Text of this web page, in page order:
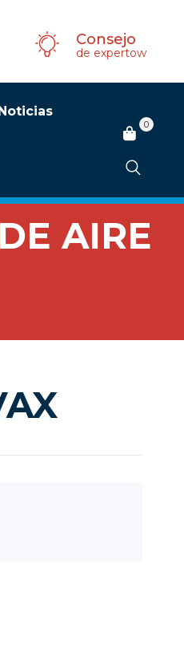
Consejo
de expertow
0
AIRE